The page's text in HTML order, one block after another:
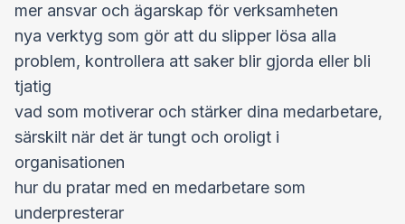
mer ansvar och ägarskap för verksamheten
nya verktyg som gör att du slipper lösa alla
problem, kontrollera att saker blir gjorda eller bli
tjatig
vad som motiverar och stärker dina medarbetare,
särskilt när det är tungt och oroligt i
organisationen
hur du pratar med en medarbetare som
underpresterar